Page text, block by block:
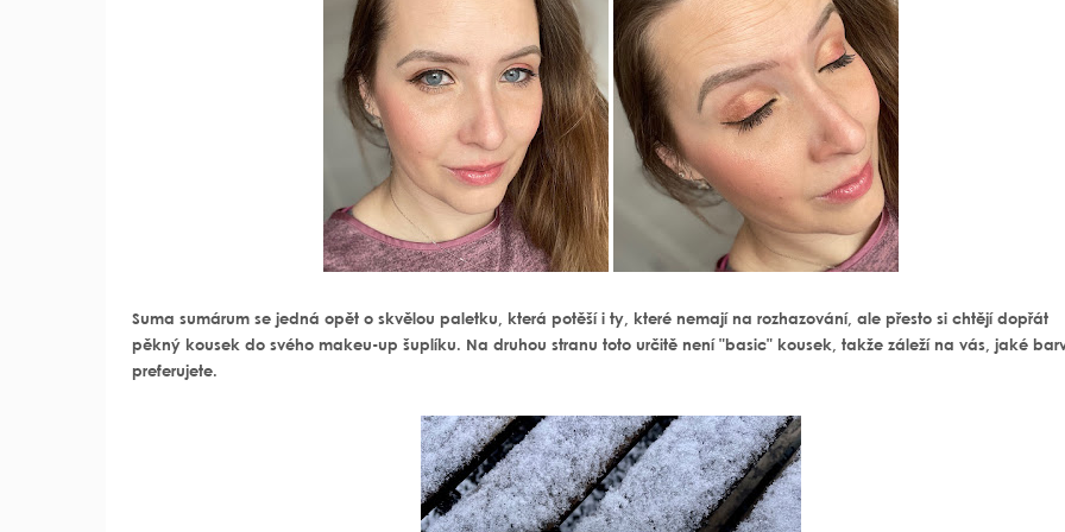
Suma sumárum se jedná opět o skvělou paletku, která potěší i ty, které nemají na rozhazování, ale přesto si chtějí dopřát
pěkný kousek do svého makeu-up šuplíku. Na druhou stranu toto určitě není "basic" kousek, takže záleží na vás, jaké
preferujete.